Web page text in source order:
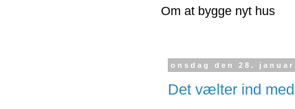
Om at bygge nyt hus
onsdag den 28. januar
Det vælter ind